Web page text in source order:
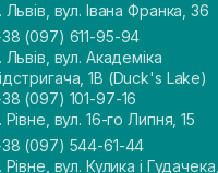
Львів, вул. Івана Франка, 36
(097) 611-95-94
Львів, вул. Академіка
1В (Duck's Lake)
(097) 101-97-16
Рівне, вул. 16-го Липня, 15
(097) 544-61-44
Рівне, вул. Кулика і